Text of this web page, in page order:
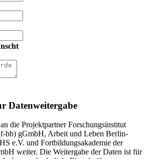
Datenweitergabe
die Projektpartner Forschungsinstitut
bb) gGmbH, Arbeit und Leben Berlin-
e.V. und Fortbildungsakademie der
weiter. Die Weitergabe der Daten ist für